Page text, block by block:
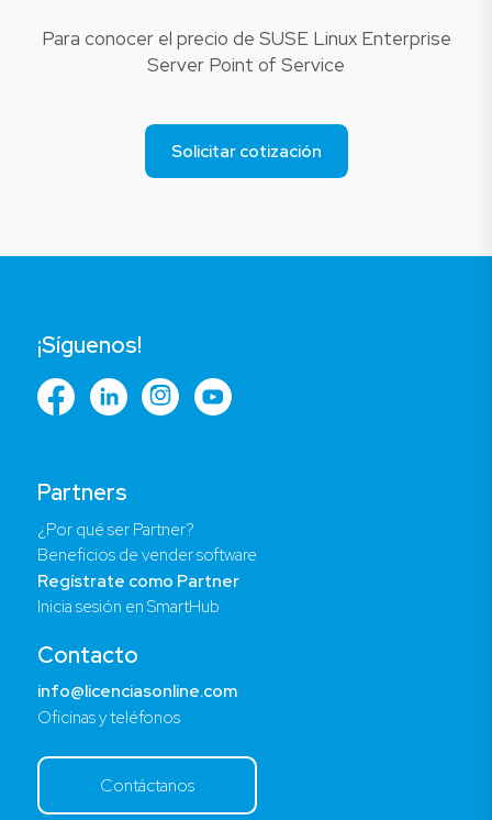
Para conocer el precio de SUSE Linux Enterprise
Server Point of Service
Solicitar cotización
Partners
¿Por qué ser Partner?
Beneficios de vender software
Regístrate como Partner
Inicia sesión en SmartHub
Contacto
info@licenciasonline.com
Oficinas y teléfonos
Contáctanos
¡Síguenos!